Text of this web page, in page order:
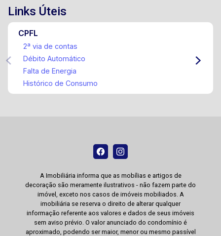
Links Úteis
CPFL
2ª via de contas
Débito Automático
Falta de Energia
Histórico de Consumo
A Imobiliária informa que as mobílias e artigos de
decoração são meramente ilustrativos - não fazem parte do
imóvel, exceto nos casos de imóveis mobiliados. A
imobiliária se reserva o direito de alterar qualquer
informação referente aos valores e dados de seus imóveis
sem aviso prévio. O valor anunciado do condomínio é
aproximado, podendo ser maior, menor ou mesmo passível